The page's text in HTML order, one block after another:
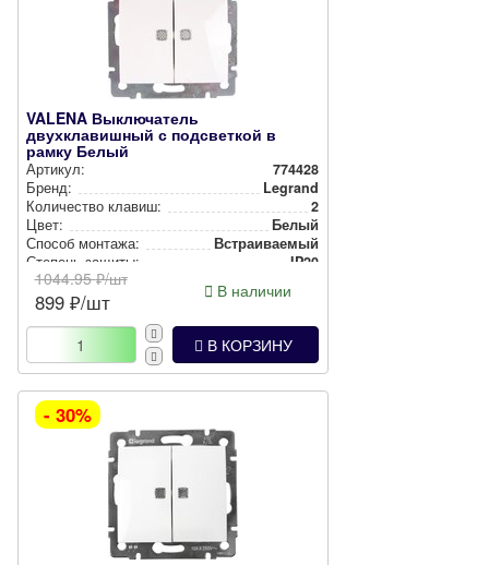
VALENA Выключатель
двухклавишный с подсветкой в
рамку Белый
Артикул:
774428
Бренд:
Legrand
Количество клавиш:
2
Цвет:
Белый
Способ монтажа:
Встра­ива­емый
Степень защиты:
IP20
1044.95₽/шт
899 ₽/шт В наличии
В КОРЗИНУ
- 30%